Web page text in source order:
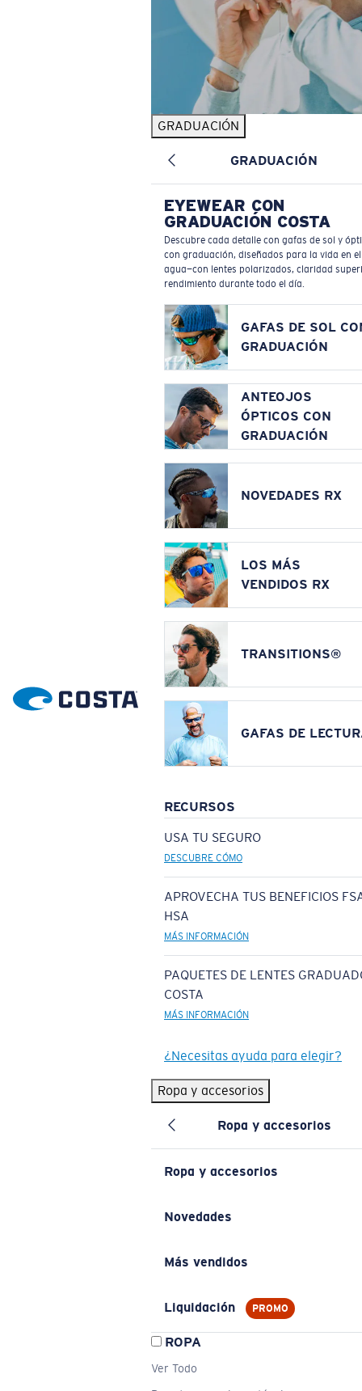
GRADUACIÓN
GRADUACIÓN
EYEWEAR CON
GRADUACIÓN COSTA
Descubre cada detalle con gafas de sol y
con graduación, diseñados para la vida en el
agua—con lentes polarizados, claridad
rendimiento durante todo el día.
GAFAS DE SOL
GRADUACIÓN
ANTEOJOS
ÓPTICOS CON
GRADUACIÓN
NOVEDADES RX
LOS MÁS
VENDIDOS RX
TRANSITIONS®
GAFAS DE
RECURSOS
USA TU SEGURO
DESCUBRE CÓMO
APROVECHA TUS BENEFICIOS
HSA
MÁS INFORMACIÓN
PAQUETES DE LENTES
COSTA
MÁS INFORMACIÓN
¿Necesitas ayuda para elegir?
Ropa y accesorios
Ropa y accesorios
Ropa y accesorios
Novedades
Más vendidos
Liquidación PROMO
ROPA
Ver Todo